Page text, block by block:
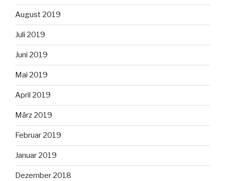
August 2019
Juli 2019
Juni 2019
Mai 2019
April 2019
März 2019
Februar 2019
Januar 2019
Dezember 2018